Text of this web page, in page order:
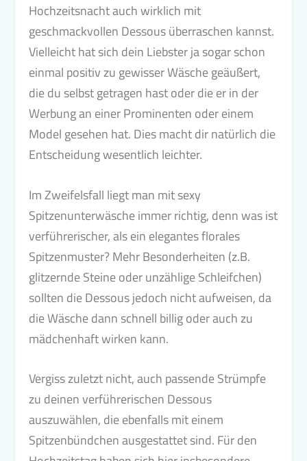
Hochzeitsnacht auch wirklich mit
geschmackvollen Dessous überraschen kannst.
Vielleicht hat sich dein Liebster ja sogar schon
einmal positiv zu gewisser Wäsche geäußert,
die du selbst getragen hast oder die er in der
Werbung an einer Prominenten oder einem
Model gesehen hat. Dies macht dir natürlich die
Entscheidung wesentlich leichter.
Im Zweifelsfall liegt man mit sexy
Spitzenunterwäsche immer richtig, denn was ist
verführerischer, als ein elegantes florales
Spitzenmuster? Mehr Besonderheiten (z.B.
glitzernde Steine oder unzählige Schleifchen)
sollten die Dessous jedoch nicht aufweisen, da
die Wäsche dann schnell billig oder auch zu
mädchenhaft wirken kann.
Vergiss zuletzt nicht, auch passende Strümpfe
zu deinen verführerischen Dessous
auszuwählen, die ebenfalls mit einem
Spitzenbündchen ausgestattet sind. Für den